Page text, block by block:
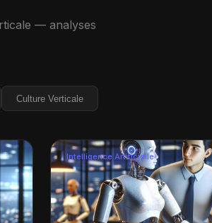
— analyses
Culture Verticale
Intelligence Artificielle